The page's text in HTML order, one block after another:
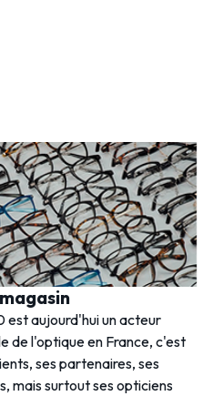
est aujourd'hui un acteur
de l'optique en France, c'est
ses partenaires, ses
mais surtout ses opticiens